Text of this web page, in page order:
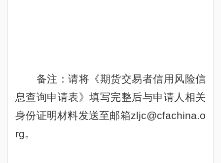
备注：请将《期货交易者信用风险信
息查询申请表》填写完整后与申请人相关
身份证明材料发送至邮箱zljc@cfachina.o
rg。